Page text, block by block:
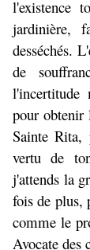
l'existence
jardinière,
desséchés.
de
l'incertitude
pour obtenir
Sainte Rita,
vertu de
j'attends la
fois de plus,
comme le
Avocate des